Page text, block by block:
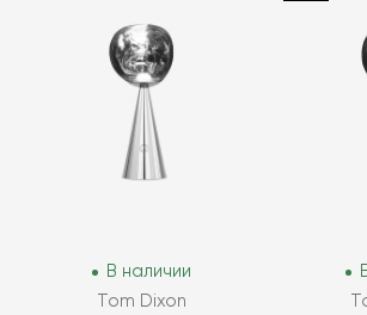
В наличии
Tom Dixon